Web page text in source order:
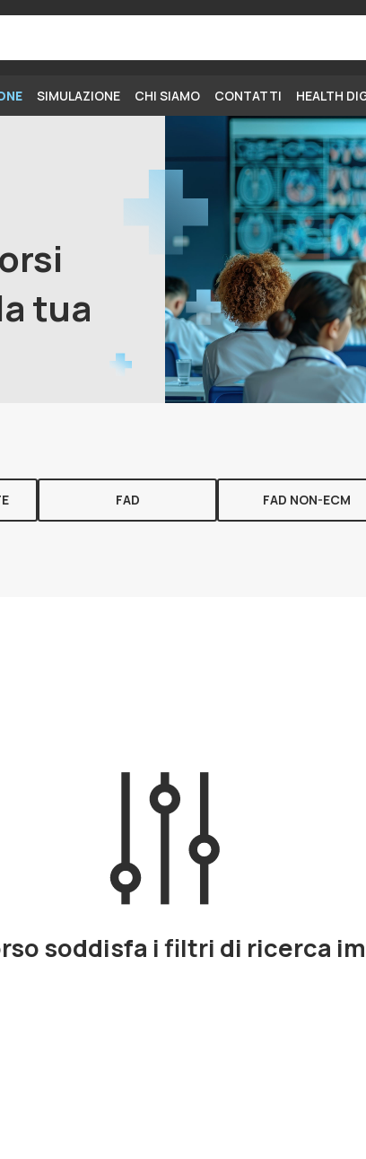
SIMULAZIONE CHI SIAMO CONTATTI HEALTH
tua
FAD FAD NON-ECM
soddisfa i filtri di ricerca